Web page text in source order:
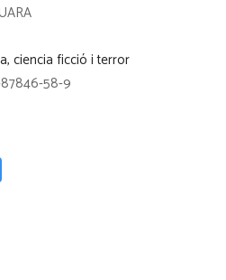
ciencia ficció i terror
58-9